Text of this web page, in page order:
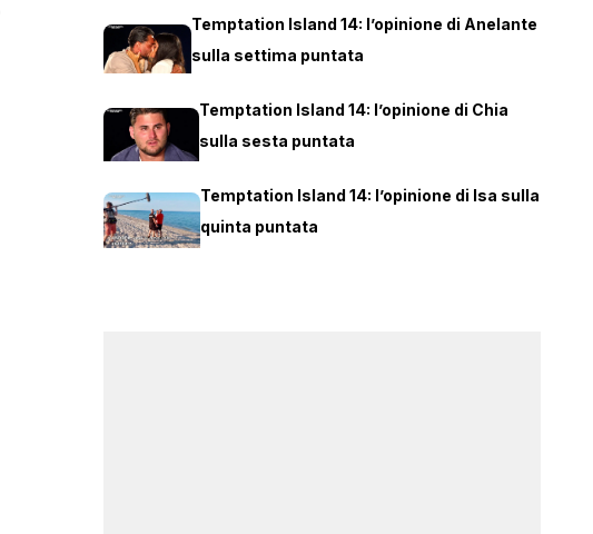
Temptation Island 14: l’opinione di Anelante
sulla settima puntata
Temptation Island 14: l’opinione di Chia
sulla sesta puntata
Temptation Island 14: l’opinione di Isa sulla
quinta puntata